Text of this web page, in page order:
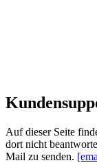
Auf dieser Seite
dort nicht
Mail zu senden.